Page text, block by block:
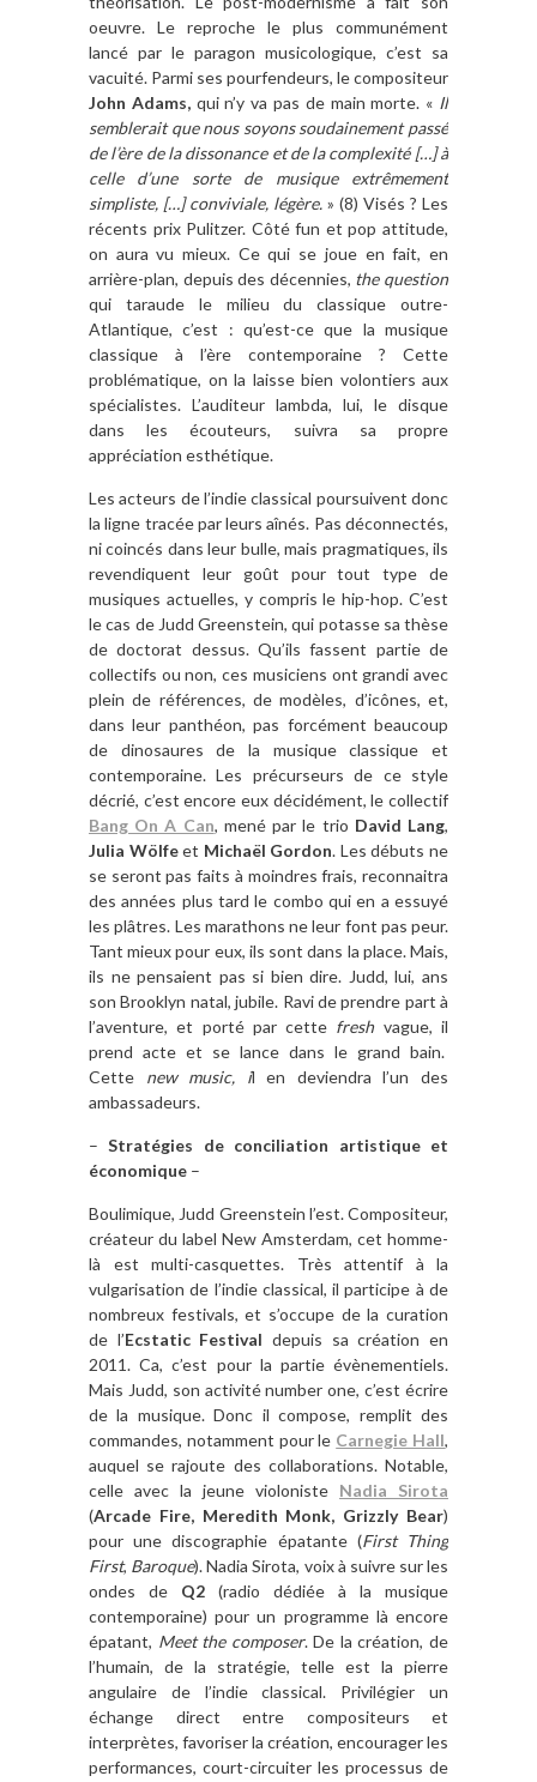
oeuvre. Le reproche le plus communément
lancé par le paragon musicologique, c’est sa
vacuité. Parmi ses pourfendeurs, le compositeur
John Adams,qui n’y va pas de main morte. « Il
semblerait que nous soyons soudainement passé
de l’ère de la dissonance et de la complexité […] à
celle d’une sorte de musique extrêmement
simpliste, […] conviviale, légère. » (8) Visés ? Les
récents prix Pulitzer. Côté fun et pop attitude,
on aura vu mieux. Ce qui se joue en fait, en
arrière-plan, depuis des décennies, the question
qui taraude le milieu du classique outre-
Atlantique, c’est : qu’est-ce que la musique
classique à l’ère contemporaine ? Cette
problématique, on la laisse bien volontiers aux
spécialistes. L’auditeur lambda, lui, le disque
dans les écouteurs, suivra sa propre
appréciation esthétique.
Les acteurs de l’indie classical poursuivent donc
la ligne tracée par leurs aînés. Pas déconnectés,
ni coincés dans leur bulle, mais pragmatiques, ils
revendiquent leur goût pour tout type de
musiques actuelles, y compris le hip-hop. C’est
le cas de Judd Greenstein, qui potasse sa thèse
de doctorat dessus. Qu’ils fassent partie de
collectifs ou non, ces musiciens ont grandi avec
plein de références, de modèles, d’icônes, et,
dans leur panthéon, pas forcément beaucoup
de dinosaures de la musique classique et
contemporaine. Les précurseurs de ce style
décrié, c’est encore eux décidément, le collectif
Bang On A Can, mené par le trio David Lang,
Julia Wölfeet Michaël Gordon. Les débuts ne
se seront pas faits à moindres frais, reconnaitra
des années plus tard le combo qui en a essuyé
les plâtres. Les marathons ne leur font pas peur.
Tant mieux pour eux, ils sont dans la place. Mais,
ils ne pensaient pas si bien dire. Judd, lui, ans
son Brooklyn natal, jubile. Ravi de prendre part à
l’aventure, et porté par cette fresh vague, il
prend acte et se lance dans le grand bain.
Cette new music, il en deviendra l’un des
ambassadeurs.
–Stratégies de conciliation artistique et
économique –
Boulimique, Judd Greenstein l’est. Compositeur,
créateur du label New Amsterdam, cet homme-
là est multi-casquettes. Très attentif à la
vulgarisation de l’indie classical, il participe à de
nombreux festivals, et s’occupe de la curation
de l’Ecstatic Festival depuis sa création en
2011. Ca, c’est pour la partie évènementiels.
Mais Judd, son activité number one, c’est écrire
de la musique. Donc il compose, remplit des
commandes, notamment pour le Carnegie Hall,
auquel se rajoute des collaborations. Notable,
celle avec la jeune violoniste Nadia Sirota
(Arcade Fire, Meredith Monk, Grizzly Bear)
pour une discographie épatante (First Thing
First, Baroque). Nadia Sirota, voix à suivre sur les
ondes de Q2 (radio dédiée à la musique
contemporaine) pour un programme là encore
épatant, Meet the composer. De la création, de
l’humain, de la stratégie, telle est la pierre
angulaire de l’indie classical. Privilégier un
échange direct entre compositeurs et
interprètes, favoriser la création, encourager les
performances, court-circuiter les processus de